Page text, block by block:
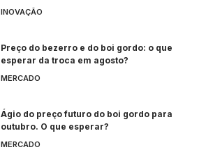
INOVAÇÃO
Preço do bezerro e do boi gordo: o que
esperar da troca em agosto?
MERCADO
Ágio do preço futuro do boi gordo para
outubro. O que esperar?
MERCADO